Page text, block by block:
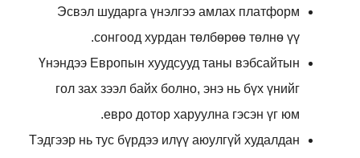
Эсвэл шударга үнэлгээ амлах платформ
сонгоод хурдан төлбөрөө төлнө үү.
Үнэндээ Европын хуудсууд таны вэбсайтын
гол зах зээл байх болно, энэ нь бүх үнийг
евро дотор харуулна гэсэн үг юм.
Тэдгээр нь тус бүрдээ илүү аюулгүй худалдан